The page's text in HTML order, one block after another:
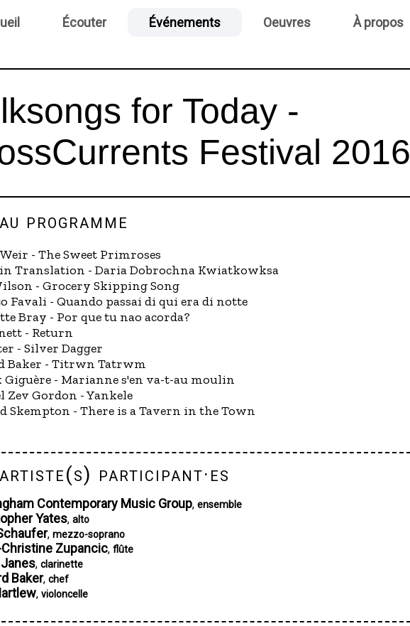
Écouter Événements Oeuvres À propos
for Today -
Festival 2016
au programme
- The Sweet Primroses
Translation - Daria Dobrochna Kwiatkowksa
- Grocery Skipping Song
Favali - Quando passai di qui era di notte
Bray - Por que tu nao acorda?
- Return
- Silver Dagger
Baker - Titrwn Tatrwm
Giguère - Marianne s'en va-t-au moulin
Zev Gordon - Yankele
Skempton - There is a Tavern in the Town
artiste(s) participant·es
Contemporary Music Group, ensemble
Yates, alto
, mezzo-soprano
Zupancic, flûte
, clarinette
Baker, chef
, violoncelle